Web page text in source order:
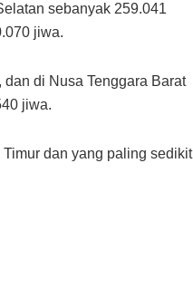
sebanyak 259.041
jiwa.
di Nusa Tenggara Barat
jiwa.
dan yang paling sedikit